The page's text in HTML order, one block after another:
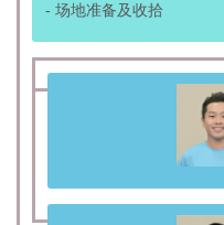
- 场地准备及收拾